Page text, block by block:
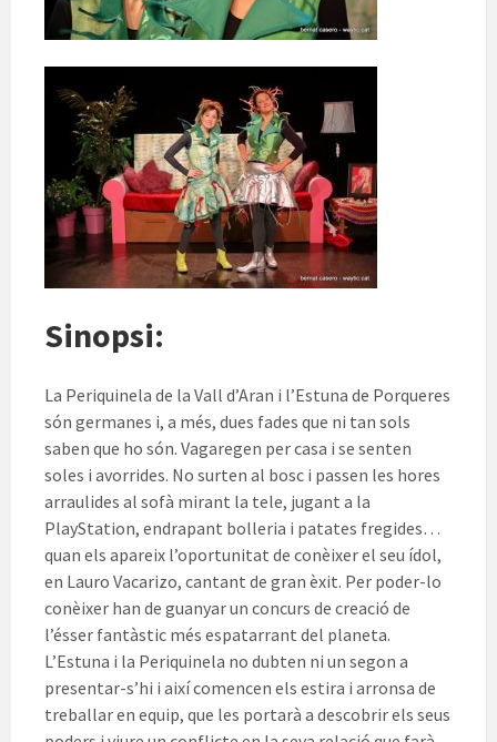
Sinopsi:
La Periquinela de la Vall d’Aran i l’Estuna de Porqueres
són germanes i, a més, dues fades que ni tan sols
saben que ho són. Vagaregen per casa i se senten
soles i avorrides. No surten al bosc i passen les hores
arraulides al sofà mirant la tele, jugant a la
PlayStation, endrapant bolleria i patates fregides…
quan els apareix l’oportunitat de conèixer el seu ídol,
en Lauro Vacarizo, cantant de gran èxit. Per poder-lo
conèixer han de guanyar un concurs de creació de
l’ésser fantàstic més espatarrant del planeta.
L’Estuna i la Periquinela no dubten ni un segon a
presentar-s’hi i així comencen els estira i arronsa de
treballar en equip, que les portarà a descobrir els seus